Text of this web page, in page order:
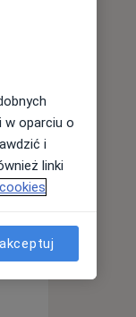
Śr,
12 Sie
w oparciu o
i
linki